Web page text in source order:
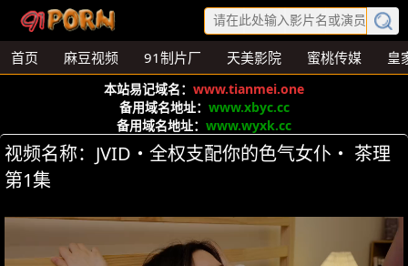
首页 麻豆视频 91制片厂 天美影院 蜜桃传媒 皇
本站易记域名： www.tianmei.one
备用域名地址： www.xbyc.cc
备用域名地址： www.wyxk.cc
视频名称：JVID・全权支配你的色气女仆・ 茶理
第1集